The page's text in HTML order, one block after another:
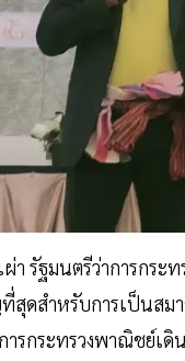
า รัฐมนตรีว่าการกร
สุดสำหรับการเป็นสม
ารกระทรวงพาณิชย์เ